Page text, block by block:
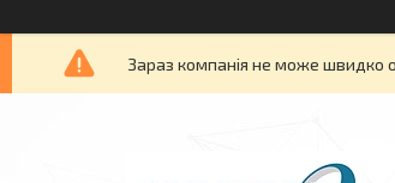
Зараз компанія не може швидко